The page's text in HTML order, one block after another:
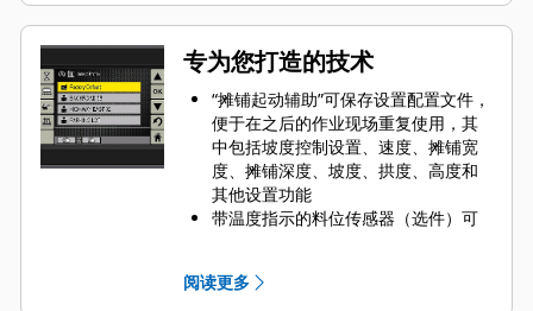
专为您打造的技术
“摊铺起动辅助”可保存设置配置文件，
便于在之后的作业现场重复使用，其
中包括坡度控制设置、速度、摊铺宽
度、摊铺深度、坡度、拱度、高度和
其他设置功能
带温度指示的料位传感器（选件）可
专有的熨平板加热系统能够监测元件
阅读更多